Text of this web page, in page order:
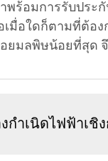
ร้อมการรับประกั
เมื่อใดก็ตามที่ต้อง
ยมลพิษน้อยที่สุด
กำเนิดไฟฟ้าเ